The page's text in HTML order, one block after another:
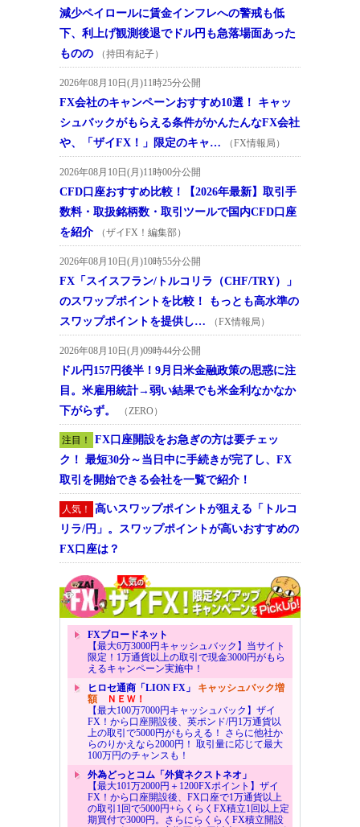
減少ペイロールに賃金インフレへの警戒も低
下、利上げ観測後退でドル円も急落場面あった
ものの
（持田有紀子）
2026年08月10日(月)11時25分公開
FX会社のキャンペーンおすすめ10選！ キャッ
シュバックがもらえる条件がかんたんなFX会社
や、「ザイFX！」限定のキャ…
（FX情報局）
2026年08月10日(月)11時00分公開
CFD口座おすすめ比較！【2026年最新】取引手
数料・取扱銘柄数・取引ツールで国内CFD口座
を紹介
（ザイFX！編集部）
2026年08月10日(月)10時55分公開
FX「スイスフラン/トルコリラ（CHF/TRY）」
のスワップポイントを比較！ もっとも高水準の
スワップポイントを提供し…
（FX情報局）
2026年08月10日(月)09時44分公開
ドル円157円後半！9月日米金融政策の思惑に注
目。米雇用統計→弱い結果でも米金利なかなか
下がらず。
（ZERO）
注目！
FX口座開設をお急ぎの方は要チェッ
ク！ 最短30分～当日中に手続きが完了し、FX
取引を開始できる会社を一覧で紹介！
人気！
高いスワップポイントが狙える「トルコ
リラ/円」。スワップポイントが高いおすすめの
FX口座は？
FXブロードネット
【最大6万3000円キャッシュバック】当サイト
限定！1万通貨以上の取引で現金3000円がもら
えるキャンペーン実施中！
ヒロセ通商「LION FX」 キャッシュバック増
額ＮＥＷ！
【最大100万7000円キャッシュバック】ザイ
FX！から口座開設後、英ポンド/円1万通貨以
上の取引で5000円がもらえる！ さらに他社か
らのりかえなら2000円！ 取引量に応じて最大
100万円のチャンスも！
外為どっとコム「外貨ネクストネオ」
【最大101万2000円＋1200FXポイント】ザイ
FX！から口座開設後、FX口座で1万通貨以上
の取引1回で5000円+らくらくFX積立1回以上定
期買付で3000円。さらにらくらくFX積立開設